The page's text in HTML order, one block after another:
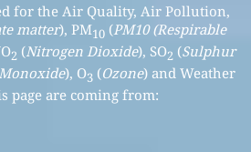
for the Air Quality, Air Pollution,
matter), PM10(PM10 (Respirable
2 (Nitrogen Dioxide), SO2 (Sulphur
), O3 (Ozone) and Weather
page are coming from: